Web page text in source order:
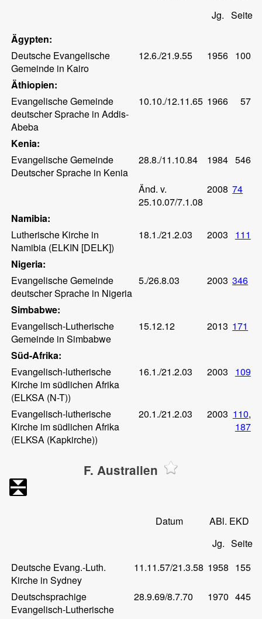
Jg. Seite
Ägypten:
Deutsche Evangelische
Gemeinde in Kairo
12.6./21.9.55 1956 100
Äthiopien:
Evangelische Gemeinde
deutscher Sprache in Addis-
Abeba
10.10./12.11.65 1966 57
Kenia:
Evangelische Gemeinde
Deutscher Sprache in Kenia
28.8./11.10.84 1984 546
Änd. v.
25.10.07/7.1.08
2008 74
Namibia:
Lutherische Kirche in
Namibia (ELKIN [DELK])
18.1./21.2.03 2003 111
Nigeria:
Evangelische Gemeinde
deutscher Sprache in Nigeria
5./26.8.03 2003 346
Simbabwe:
Evangelisch-Lutherische
Gemeinde in Simbabwe
15.12.12 2013 171
Süd-Afrika:
Evangelisch-lutherische
Kirche im südlichen Afrika
(ELKSA (N-T))
16.1./21.2.03 2003 109
Evangelisch-lutherische
Kirche im südlichen Afrika
(ELKSA (Kapkirche))
20.1./21.2.03 2003 110,
187
F. Australien
Datum
ABl. EKD
Jg. Seite
Deutsche Evang.-Luth.
Kirche in Sydney
11.11.57/21.3.58 1958 155
Deutschsprachige
Evangelisch-Lutherische
28.9.69/8.7.70 1970 445